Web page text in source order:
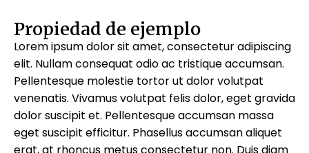
Propiedad de ejemplo
Lorem ipsum dolor sit amet, consectetur adipiscing
elit. Nullam consequat odio ac tristique accumsan.
Pellentesque molestie tortor ut dolor volutpat
venenatis. Vivamus volutpat felis dolor, eget gravida
dolor suscipit et. Pellentesque accumsan massa
eget suscipit efficitur. Phasellus accumsan aliquet